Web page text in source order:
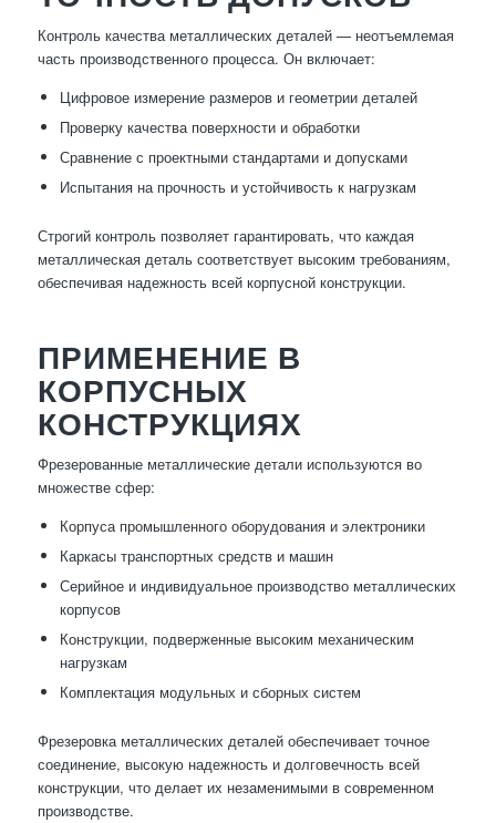
Контроль качества металлических деталей — неотъемлемая
часть производственного процесса. Он включает:
Цифровое измерение размеров и геометрии деталей
Проверку качества поверхности и обработки
Сравнение с проектными стандартами и допусками
Испытания на прочность и устойчивость к нагрузкам
Строгий контроль позволяет гарантировать, что каждая
металлическая деталь соответствует высоким требованиям,
обеспечивая надежность всей корпусной конструкции.
ПРИМЕНЕНИЕ В
КОРПУСНЫХ
КОНСТРУКЦИЯХ
Фрезерованные металлические детали используются во
множестве сфер:
Корпуса промышленного оборудования и электроники
Каркасы транспортных средств и машин
Серийное и индивидуальное производство металлических
корпусов
Конструкции, подверженные высоким механическим
нагрузкам
Комплектация модульных и сборных систем
Фрезеровка металлических деталей обеспечивает точное
соединение, высокую надежность и долговечность всей
конструкции, что делает их незаменимыми в современном
производстве.